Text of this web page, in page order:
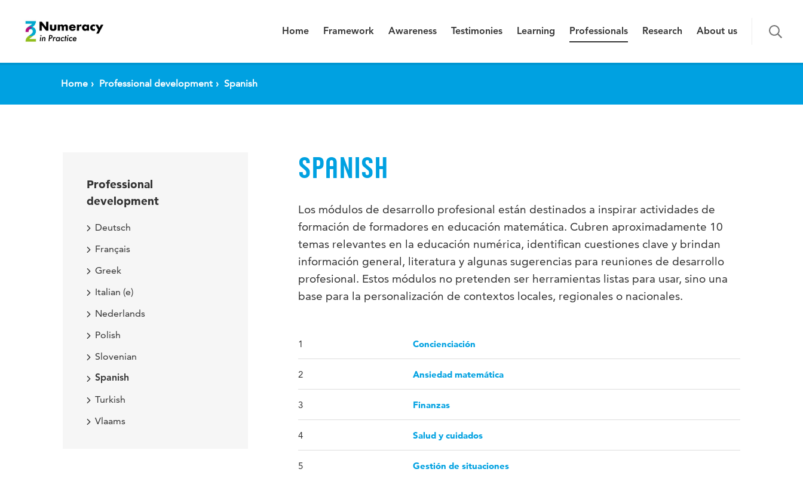
Home Framework Awareness Testimonies Learning Professionals Research About us
Home Professional development Spanish
Professional
development
Deutsch
Français
Greek
Italian (e)
Nederlands
Polish
Slovenian
Spanish
Turkish
Vlaams
SPANISH
Los módulos de desarrollo profesional están destinados a inspirar actividades de
formación de formadores en educación matemática. Cubren aproximadamente 10
temas relevantes en la educación numérica, identifican cuestiones clave y brindan
información general, literatura y algunas sugerencias para reuniones de desarrollo
profesional. Estos módulos no pretenden ser herramientas listas para usar, sino una
base para la personalización de contextos locales, regionales o nacionales.
1 Concienciación
2 Ansiedad matemática
3 Finanzas
4 Salud y cuidados
5 Gestión de situaciones